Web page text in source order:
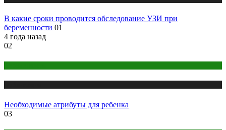
В какие сроки проводится обследование УЗИ при
беременности 01
4 года назад
02
Необходимые атрибуты для ребенка
03